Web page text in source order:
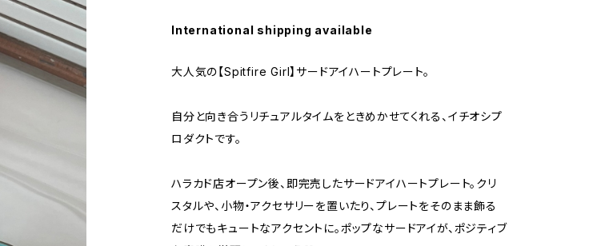
International shipping available
大人気の【Spitfire Girl】サードアイハートプレート。
自分と向き合うリチュアルタイムをときめかせてくれる、イチオシプ
ロダクトです。
ハラカド店オープン後、即完売したサードアイハートプレート。クリ
スタルや、小物・アクセサリーを置いたり、プレートをそのまま飾る
だけでもキュートなアクセントに。ポップなサードアイが、ポジティブ